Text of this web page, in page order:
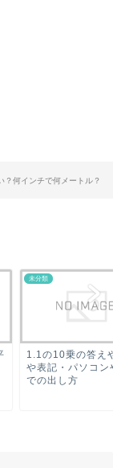
何インチで何メートル？
科学
17ポンドは何キロで
ラム（重さ）？何オ
か？【lbsとgとk...